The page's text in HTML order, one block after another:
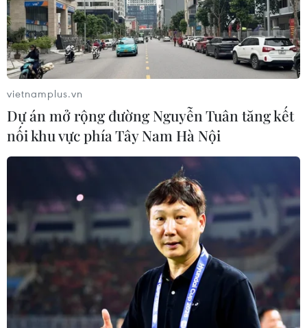
vietnamplus.vn
Dự án mở rộng đường Nguyễn Tuân tăng kết
nối khu vực phía Tây Nam Hà Nội